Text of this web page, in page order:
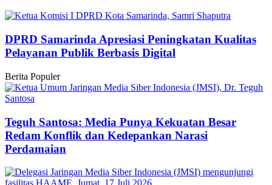
DPRD Samarinda Apresiasi Peningkatan Kualitas
Pelayanan Publik Berbasis Digital
Berita Populer
Teguh Santosa: Media Punya Kekuatan Besar
Redam Konflik dan Kedepankan Narasi
Perdamaian